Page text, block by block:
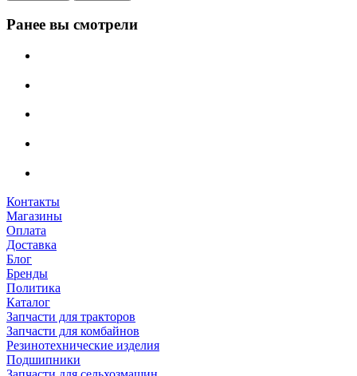
Ранее вы смотрели
Контакты
Магазины
Оплата
Доставка
Блог
Бренды
Политика
Каталог
Запчасти для тракторов
Запчасти для комбайнов
Резинотехнические изделия
Подшипники